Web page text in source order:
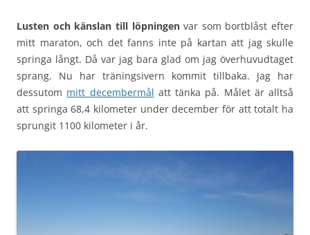
Lusten och känslan till löpningenvar som bortblåst efter
mitt maraton, och det fanns inte på kartan att jag skulle
springa långt. Då var jag bara glad om jag överhuvudtaget
sprang. Nu har träningsivern kommit tillbaka. Jag har
dessutom mitt decembermål att tänka på. Målet är alltså
att springa 68,4 kilometer under december för att totalt ha
sprungit 1100 kilometer i år.